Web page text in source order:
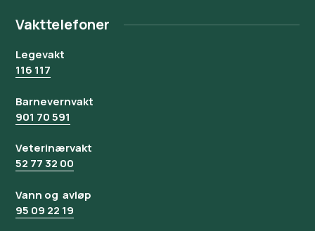
Vakttelefoner
Legevakt
116 117
Barnevernvakt
901 70 591
Veterinærvakt
52 77 32 00
Vann og avløp
95 09 22 19